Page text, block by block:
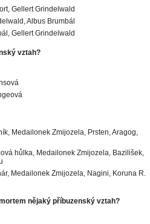
Gellert Grindelwald
Albus Brumbál
Gellert Grindelwald
vztah?
Medailonek Zmijozela, Prsten, Aragog,
hůlka, Medailonek Zmijozela, Bazilišek,
Medailonek Zmijozela, Nagini, Koruna R.
nějaký příbuzenský vztah?